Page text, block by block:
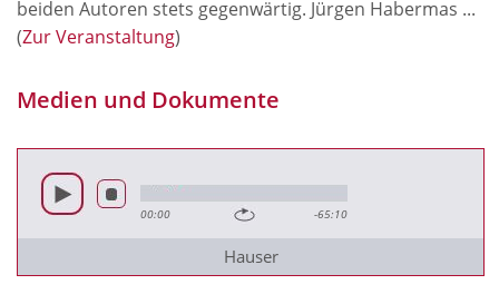
beiden Autoren stets gegenwärtig. Jürgen Habermas ...
(Zur Veranstaltung)
Medien und Dokumente
00:00 -65:10
Hauser